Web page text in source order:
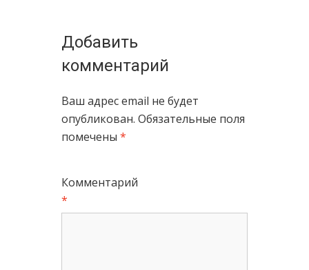
Добавить
комментарий
Ваш адрес email не будет
опубликован. Обязательные поля
помечены *
Комментарий
*